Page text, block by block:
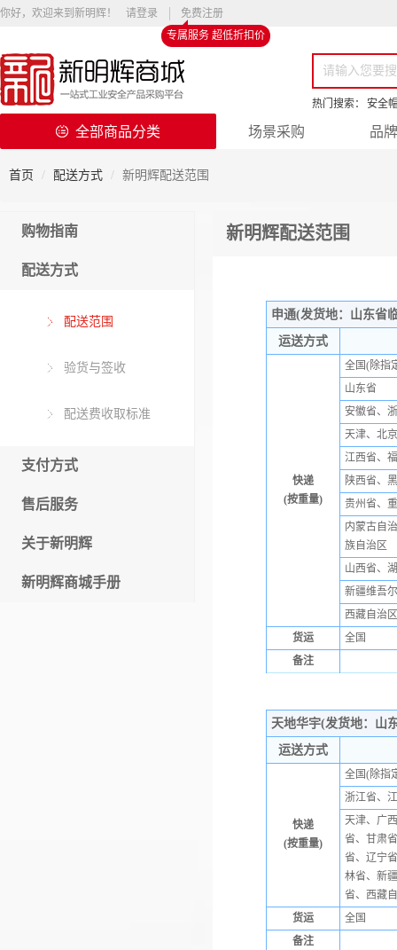
你好，欢迎来到新明辉！ 请登录
免费注册
专属服务 超低折扣价
热门搜索： 安全
全部商品分类 场景采购 品
首页 配送方式 新明辉配送范围
购物指南
配送方式
配送范围
验货与签收
配送费收取标准
支付方式
售后服务
关于新明辉
新明辉商城手册
新明辉配送范围
申通(发货地：山东省
运送方式
快递
(按重量)
全国(除指
山东省
安徽省、
天津、北
江西省、
陕西省、
贵州省、
内蒙古自
族自治区
山西省、
新疆维吾
西藏自治区
货运
全国
备注
天地华宇(发货地：山
运送方式
快递
(按重量)
全国(除指
浙江省、
天津、广
省、甘肃
省、辽宁
林省、新
省、西藏
货运
全国
备注